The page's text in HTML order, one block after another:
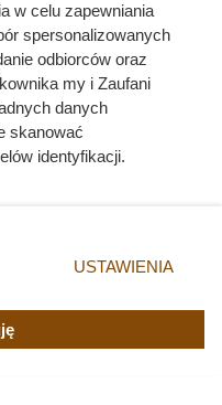
ścian w
o zawrót głowy
i przybici do krzyża
koniec uczniów
w celu zapewniania
spersonalizowanych
odbiorców oraz
my i Zaufani
danych
skanować
identyfikacji.
ustawień prywatności
strony. Niektóre
się takiemu
zastosowania tylko
USTAWIENIA